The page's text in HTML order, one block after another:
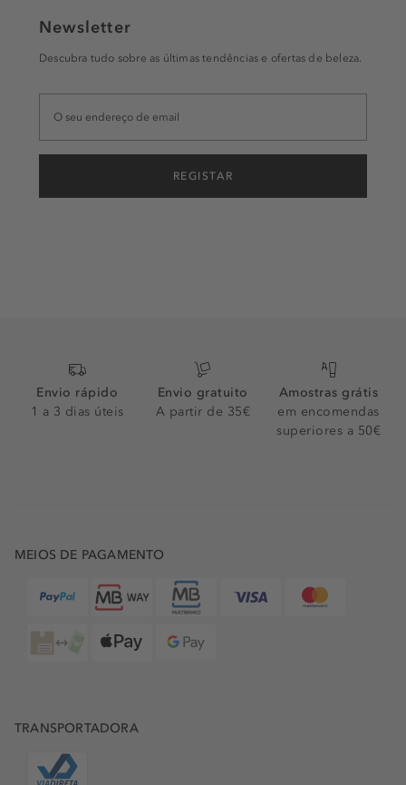
Newsletter
Descubra tudo sobre as últimas tendências e ofertas de beleza.
REGISTAR
Envio rápido
1 a 3 dias úteis
Envio gratuito
A partir de 35€
Amostras grátis
em encomendas
superiores a 50€
MEIOS DE PAGAMENTO
TRANSPORTADORA